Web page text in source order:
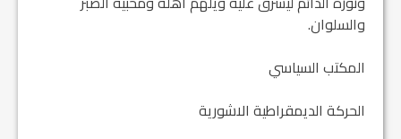
والسلوان.
المكتب السياسي
الحركة الديمقراطية الاشورية